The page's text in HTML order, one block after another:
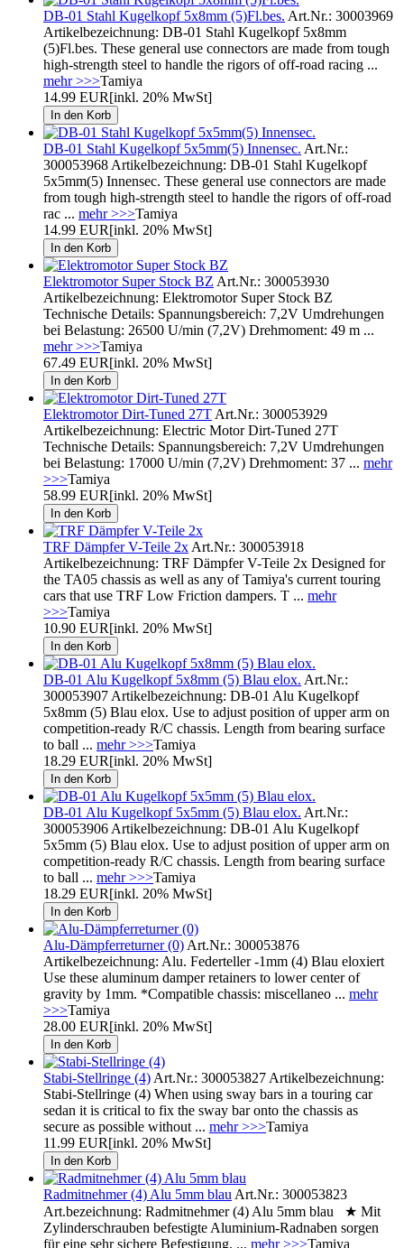
DB-01 Stahl Kugelkopf 5x8mm (5)Fl.bes. Art.Nr.: 30003969
Artikelbezeichnung: DB-01 Stahl Kugelkopf 5x8mm
(5)Fl.bes. These general use connectors are made from tough
high-strength steel to handle the rigors of off-road racing ...
mehr >>>Tamiya
14.99 EUR[inkl. 20% MwSt]
DB-01 Stahl Kugelkopf 5x5mm(5) Innensec. Art.Nr.:
300053968 Artikelbezeichnung: DB-01 Stahl Kugelkopf
5x5mm(5) Innensec. These general use connectors are made
from tough high-strength steel to handle the rigors of off-road
rac ... mehr >>>Tamiya
14.99 EUR[inkl. 20% MwSt]
Elektromotor Super Stock BZ Art.Nr.: 300053930
Artikelbezeichnung: Elektromotor Super Stock BZ
Technische Details: Spannungsbereich: 7,2V Umdrehungen
bei Belastung: 26500 U/min (7,2V) Drehmoment: 49 m ...
mehr >>>Tamiya
67.49 EUR[inkl. 20% MwSt]
Elektromotor Dirt-Tuned 27T Art.Nr.: 300053929
Artikelbezeichnung: Electric Motor Dirt-Tuned 27T
Technische Details: Spannungsbereich: 7,2V Umdrehungen
bei Belastung: 17000 U/min (7,2V) Drehmoment: 37 ... mehr
>>>Tamiya
58.99 EUR[inkl. 20% MwSt]
TRF Dämpfer V-Teile 2x Art.Nr.: 300053918
Artikelbezeichnung: TRF Dämpfer V-Teile 2x Designed for
the TA05 chassis as well as any of Tamiya's current touring
cars that use TRF Low Friction dampers. T ... mehr
>>>Tamiya
10.90 EUR[inkl. 20% MwSt]
DB-01 Alu Kugelkopf 5x8mm (5) Blau elox. Art.Nr.:
300053907 Artikelbezeichnung: DB-01 Alu Kugelkopf
5x8mm (5) Blau elox. Use to adjust position of upper arm on
competition-ready R/C chassis. Length from bearing surface
to ball ... mehr >>>Tamiya
18.29 EUR[inkl. 20% MwSt]
DB-01 Alu Kugelkopf 5x5mm (5) Blau elox. Art.Nr.:
300053906 Artikelbezeichnung: DB-01 Alu Kugelkopf
5x5mm (5) Blau elox. Use to adjust position of upper arm on
competition-ready R/C chassis. Length from bearing surface
to ball ... mehr >>>Tamiya
18.29 EUR[inkl. 20% MwSt]
Alu-Dämpferreturner (0) Art.Nr.: 300053876
Artikelbezeichnung: Alu. Federteller -1mm (4) Blau eloxiert
Use these aluminum damper retainers to lower center of
gravity by 1mm. *Compatible chassis: miscellaneo ... mehr
>>>Tamiya
28.00 EUR[inkl. 20% MwSt]
Stabi-Stellringe (4) Art.Nr.: 300053827 Artikelbezeichnung:
Stabi-Stellringe (4) When using sway bars in a touring car
sedan it is critical to fix the sway bar onto the chassis as
secure as possible without ... mehr >>>Tamiya
11.99 EUR[inkl. 20% MwSt]
Radmitnehmer (4) Alu 5mm blau Art.Nr.: 300053823
Art.bezeichnung: Radmitnehmer (4) Alu 5mm blau ★ Mit
Zylinderschrauben befestigte Aluminium-Radnaben sorgen
für eine sehr sichere Befestigung. ... mehr >>>Tamiya